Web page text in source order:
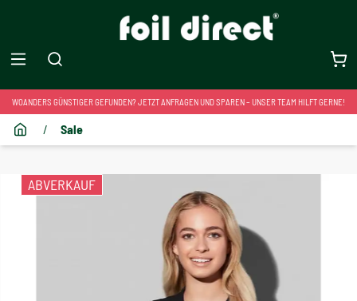
WOANDERS GÜNSTIGER GEFUNDEN? JETZT ANFRAGEN UND SPAREN – UNSER TEAM HILFT GERNE!
/ Sale
ABVERKAUF